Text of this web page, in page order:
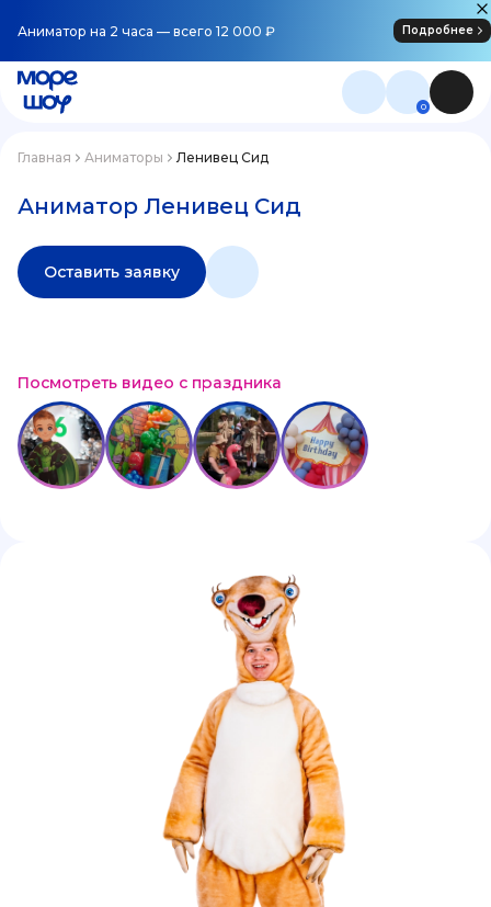
Аниматор на 2 часа — всего 12 000 ₽ Подробнее
0
Главная Аниматоры Ленивец Сид
Аниматор Ленивец Сид
Оставить заявку
Посмотреть видео с праздника